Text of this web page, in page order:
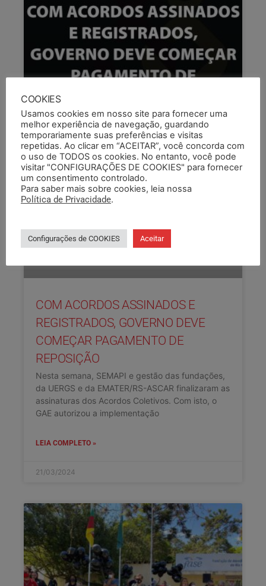
COM ACORDOS ASSINADOS E
REGISTRADOS, GOVERNO DEVE
COMEÇAR PAGAMENTO DE
REPOSIÇÃO
Nesta semana, SEMAPI e gestão das fundações,
da UERGS e da EMATER/RS-ASCAR finalizaram as
assinaturas dos Acordos Coletivos. Com isto, o
GAE autorizou a implementação
LEIA COMPLETO »
21/03/2024
COOKIES
Usamos cookies em nosso site para fornecer uma
melhor experiência de navegação, guardando
temporariamente suas preferências e visitas
repetidas. Ao clicar em “ACEITAR”, você concorda com
o uso de TODOS os cookies. No entanto, você pode
visitar "CONFIGURAÇÕES DE COOKIES" para fornecer
um consentimento controlado.
Para saber mais sobre cookies, leia nossa
Política de Privacidade.
Configurações de COOKIES Aceitar